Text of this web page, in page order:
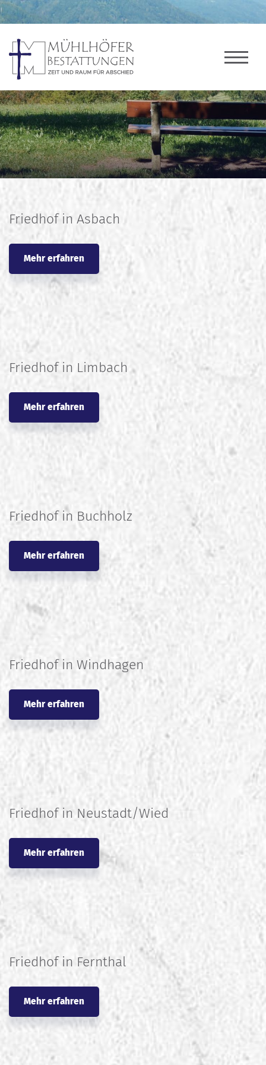
Friedhof in Asbach
Mehr erfahren
Friedhof in Limbach
Mehr erfahren
Friedhof in Buchholz
Mehr erfahren
Friedhof in Windhagen
Mehr erfahren
Friedhof in Neustadt/Wied
Mehr erfahren
Friedhof in Fernthal
Mehr erfahren